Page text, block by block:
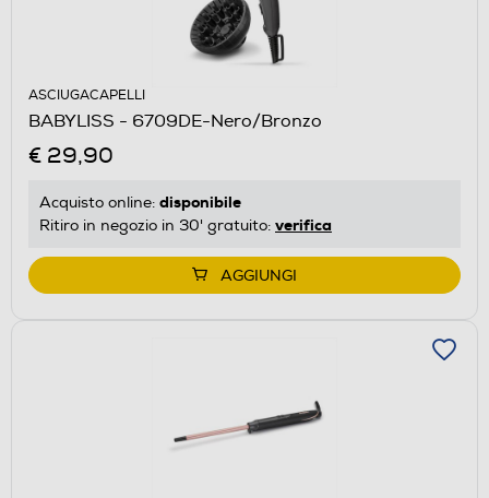
ASCIUGACAPELLI
BABYLISS - 6709DE-Nero/Bronzo
€ 29,90
Acquisto online: disponibile
Ritiro in negozio in 30' gratuito: verifica
AGGIUNGI